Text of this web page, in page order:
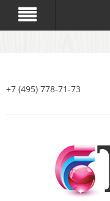
+7 (495) 778-71-73